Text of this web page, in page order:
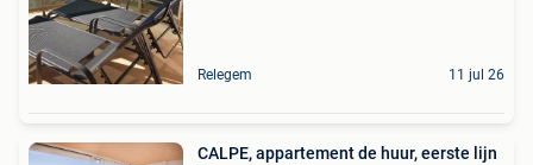
Relegem 11 jul 26
CALPE, appartement de huur, eerste lijn